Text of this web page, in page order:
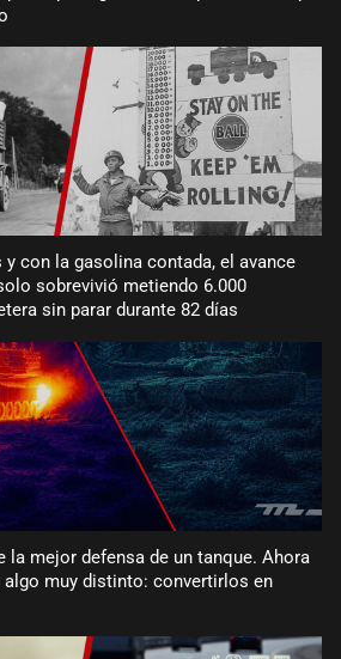
con la gasolina contada, el avance
sobrevivió metiendo 6.000
sin parar durante 82 días
la mejor defensa de un tanque. Ahora
algo muy distinto: convertirlos en